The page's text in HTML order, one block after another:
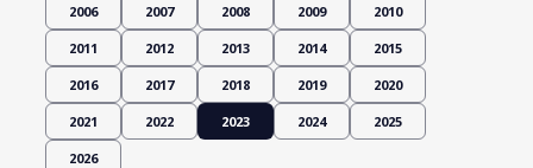
2006 2007 2008 2009 2010
2011 2012 2013 2014 2015
2016 2017 2018 2019 2020
2021 2022 2023 2024 2025
2026